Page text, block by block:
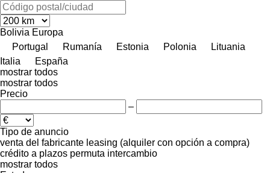
Bolivia Europa
Portugal
Rumanía Estonia Polonia
Lituania
Italia
España
mostrar todos
mostrar todos
Precio
–
Tipo de anuncio
venta del fabricante leasing (alquiler con opción a compra)
crédito a plazos permuta intercambio
mostrar todos